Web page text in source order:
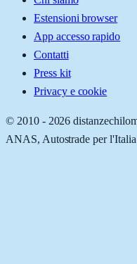
Estensioni browser
App accesso rapido
Contatti
Press kit
Privacy e cookie
© 2010 - 2026
ANAS, Autostrade per